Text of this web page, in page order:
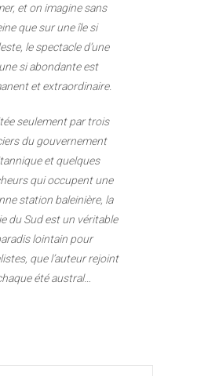
et on imagine sans
que sur une île si
le spectacle d’une
si abondante est
et extraordinaire.
seulement par trois
du gouvernement
et quelques
qui occupent une
station baleinière, la
du Sud est un véritable
lointain pour
que l’auteur rejoint
été austral…